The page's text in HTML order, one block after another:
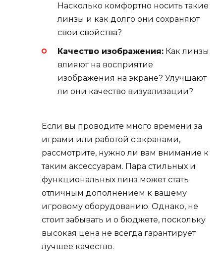
Насколько комфортно носить такие
линзы и как долго они сохраняют
свои свойства?
Качество изображения: Как линзы
влияют на восприятие
изображения на экране? Улучшают
ли они качество визуализации?
Если вы проводите много времени за
играми или работой с экранами,
рассмотрите, нужно ли вам внимание к
таким аксессуарам. Пара стильных и
функциональных линз может стать
отличным дополнением к вашему
игровому оборудованию. Однако, не
стоит забывать и о бюджете, поскольку
высокая цена не всегда гарантирует
лучшее качество.